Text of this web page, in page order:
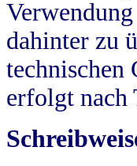
dahinter zu
technischen
erfolgt nach